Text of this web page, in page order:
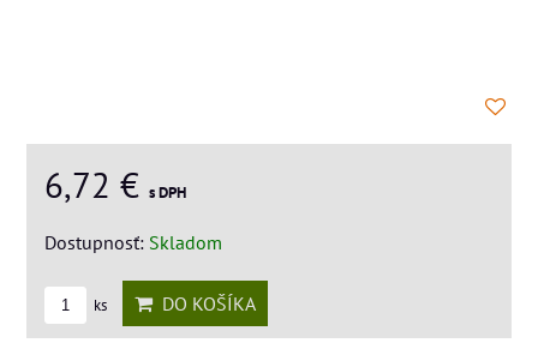
6,72 € s DPH
Dostupnosť: Skladom
ks DO KOŠÍKA